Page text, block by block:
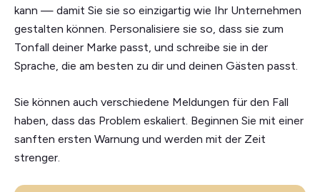
kann — damit Sie sie so einzigartig wie Ihr Unternehmen
gestalten können. Personalisiere sie so, dass sie zum
Tonfall deiner Marke passt, und schreibe sie in der
Sprache, die am besten zu dir und deinen Gästen passt.
Sie können auch verschiedene Meldungen für den Fall
haben, dass das Problem eskaliert. Beginnen Sie mit einer
sanften ersten Warnung und werden mit der Zeit
strenger.